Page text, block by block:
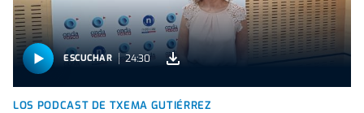
ESCUCHAR 24:30
LOS PODCAST DE TXEMA GUTIÉRREZ